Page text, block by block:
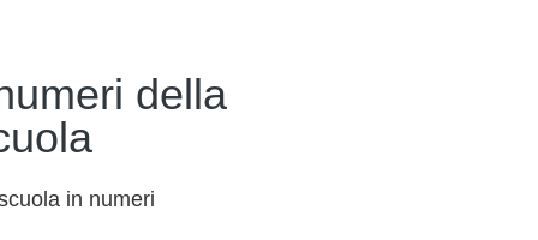
della
in numeri